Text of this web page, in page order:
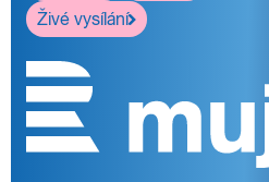
Živé vysílání